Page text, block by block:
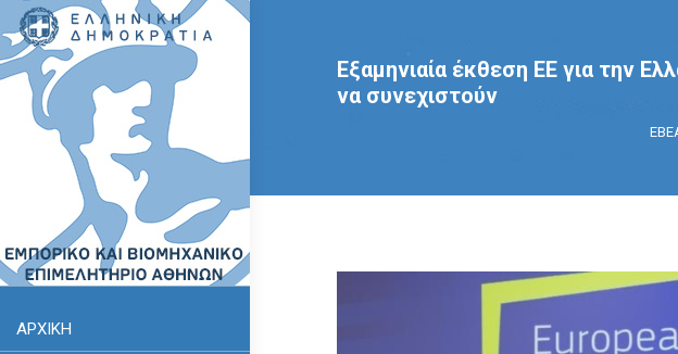
ΑΡΧΙΚΗ
Εξαμηνιαία έκθεση ΕΕ για την
να συνεχιστούν